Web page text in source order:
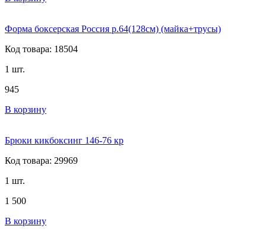
Форма боксерская Россия р.64(128см) (майка+трусы)
Код товара: 18504
1 шт.
945
В корзину
Брюки кикбоксинг 146-76 кр
Код товара: 29969
1 шт.
1 500
В корзину